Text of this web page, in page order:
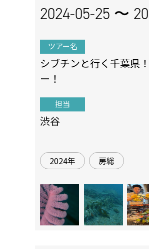
2024-05-25 〜
ツアー名
シブチンと行く千葉県
ー！
担当
渋谷
2024年 房総